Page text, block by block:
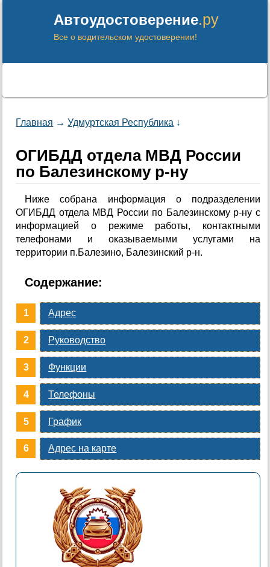
Автоудостоверение.ру
Все о водительском удостоверении!
Главная →Удмуртская Республика ↓
ОГИБДД отдела МВД России
по Балезинскому р-ну
Ниже собрана информация о подразделении
ОГИБДД отдела МВД России по Балезинскому р-ну с
информацией о режиме работы, контактными
телефонами и оказываемыми услугами на
территории п.Балезино, Балезинский р-н.
Содержание:
Адрес
Руководство
Функции
Телефоны
График
Адрес на карте